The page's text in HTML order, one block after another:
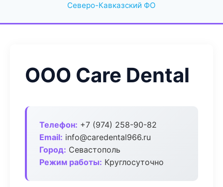
Северо-Кавказский ФО
ООО Care Dental
Телефон: +7 (974) 258-90-82
Email: info@caredental966.ru
Город: Севастополь
Режим работы: Круглосуточно